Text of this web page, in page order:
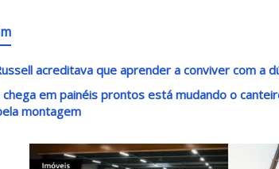
acreditava que aprender a conviver com a
chega em painéis prontos está mudando o
montagem